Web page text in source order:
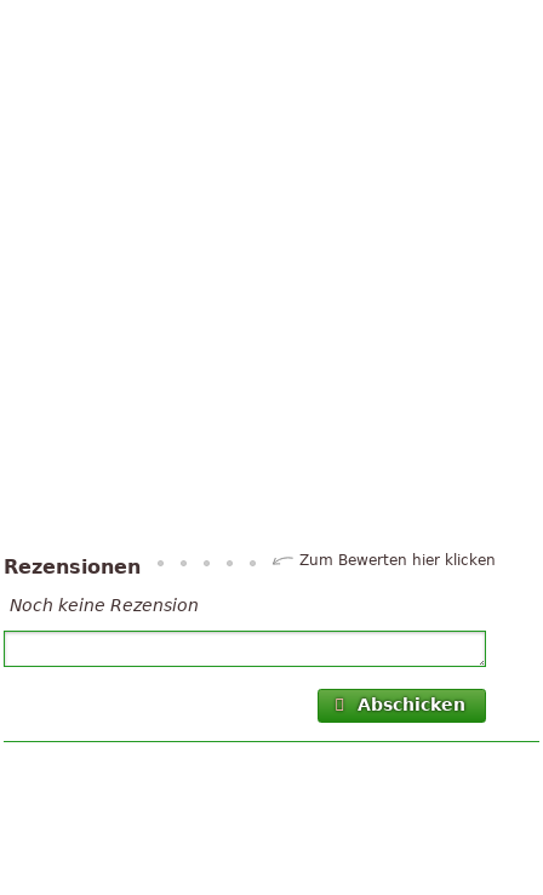
Rezensionen Zum Bewerten hier klicken
Noch keine Rezension
Abschicken